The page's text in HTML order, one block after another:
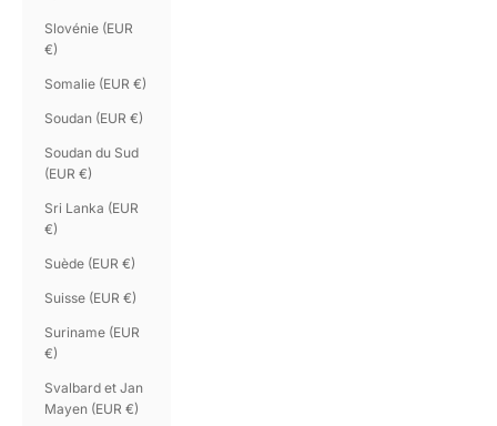
Slovénie (EUR
€)
Somalie (EUR €)
Soudan (EUR €)
Soudan du Sud
(EUR €)
Sri Lanka (EUR
€)
Suède (EUR €)
Suisse (EUR €)
Suriname (EUR
€)
Svalbard et Jan
Mayen (EUR €)